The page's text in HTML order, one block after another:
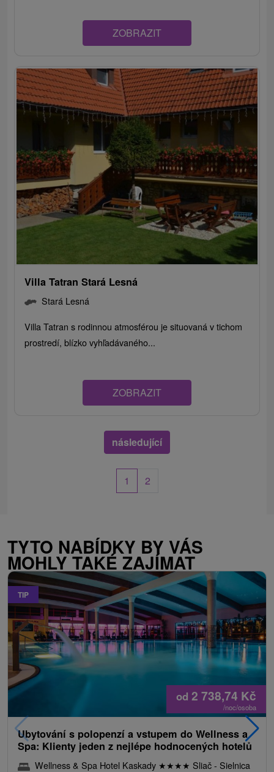
ZOBRAZIT
Villa Tatran Stará Lesná
Stará Lesná
Villa Tatran s rodinnou atmosférou je situovaná v tichom
prostredí, blízko vyhľadávaného...
ZOBRAZIT
následující
1 2
TYTO NABÍDKY BY VÁS
MOHLY TAKÉ ZAJÍMAT
TIP
od 2 738,74 Kč
/noc/osoba
Ubytování s polopenzí a vstupem do Wellness a
Spa: Klienty jeden z nejlépe hodnocených hotelů
Wellness & Spa Hotel Kaskady ★★★★ Sliač - Sielnica